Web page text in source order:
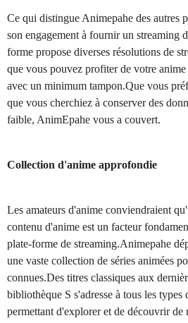
Ce qui distingue Animepahe des autres
son engagement à fournir un streaming
forme propose diverses résolutions de
que vous pouvez profiter de votre anime
avec un minimum tampon.Que vous
que vous cherchiez à conserver des
faible, AnimEpahe vous a couvert.
Collection d'anime approfondie
Les amateurs d'anime conviendraient
contenu d'anime est un facteur
plate-forme de streaming.Animepahe
une vaste collection de séries animées
connues.Des titres classiques aux
bibliothèque S s'adresse à tous les types
permettant d'explorer et de découvrir de